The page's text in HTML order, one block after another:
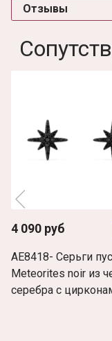
Отзывы
4 090 руб
AE8418- Серьги
Meteorites noir из
серебра с